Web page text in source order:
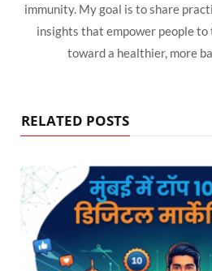
immunity. My goal is to share
insights that empower people
toward a healthier, more
RELATED POSTS